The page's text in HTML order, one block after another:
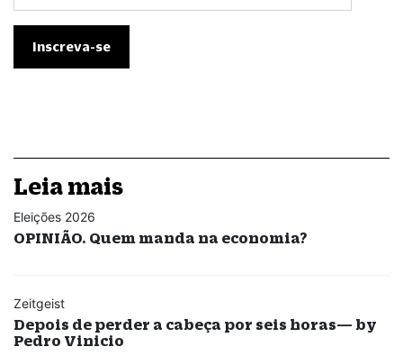
Leia mais
Eleições 2026
OPINIÃO. Quem manda na economia?
Zeitgeist
Depois de perder a cabeça por seis horas— by
Pedro Vinicio